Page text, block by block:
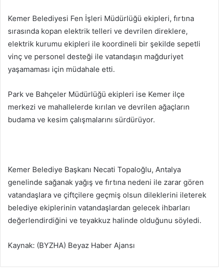
Kemer Belediyesi Fen İşleri Müdürlüğü ekipleri, fırtına
sırasında kopan elektrik telleri ve devrilen direklere,
elektrik kurumu ekipleri ile koordineli bir şekilde sepetli
vinç ve personel desteği ile vatandaşın mağduriyet
yaşamaması için müdahale etti.
Park ve Bahçeler Müdürlüğü ekipleri ise Kemer ilçe
merkezi ve mahallelerde kırılan ve devrilen ağaçların
budama ve kesim çalışmalarını sürdürüyor.
Kemer Belediye Başkanı Necati Topaloğlu, Antalya
genelinde sağanak yağış ve fırtına nedeni ile zarar gören
vatandaşlara ve çiftçilere geçmiş olsun dileklerini ileterek
belediye ekiplerinin vatandaşlardan gelecek ihbarları
değerlendirdiğini ve teyakkuz halinde olduğunu söyledi.
Kaynak: (BYZHA) Beyaz Haber Ajansı